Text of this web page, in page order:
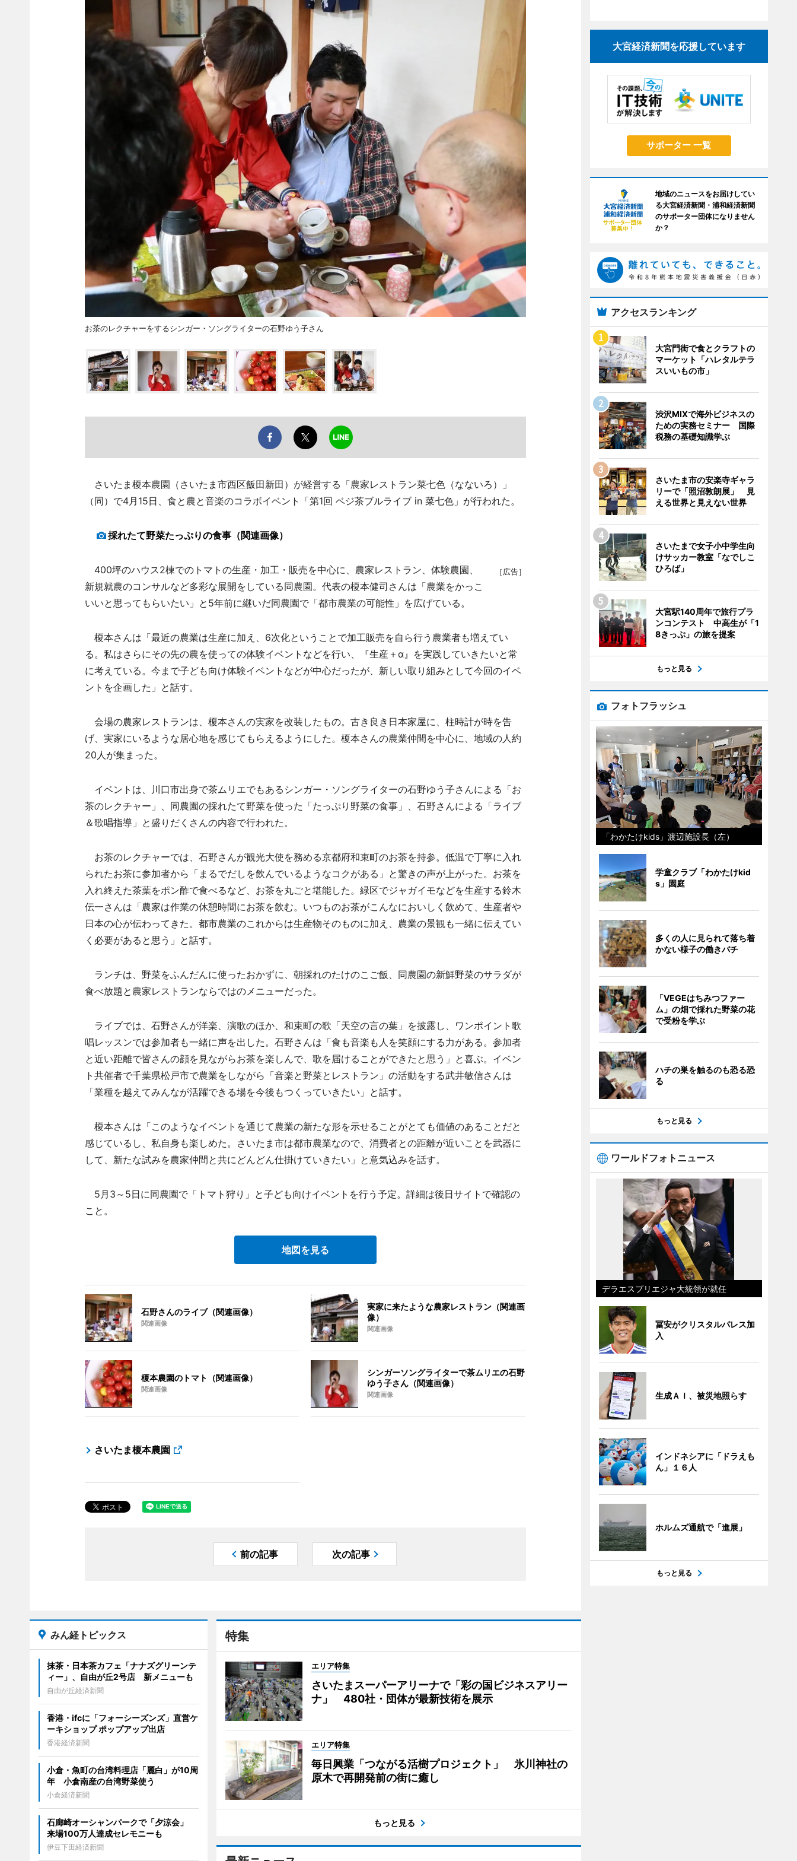
お茶のレクチャーをするシンガー・ソングライターの石野ゆう子さん
さいたま榎本農園（さいたま市西区飯田新田）が経営する「農家レストラン菜七色（なないろ）」
（同）で4月15日、食と農と音楽のコラボイベント「第1回 ベジ茶ブルライブ in 菜七色」が行われた。
採れたて野菜たっぷりの食事（関連画像）
［広告］
400坪のハウス2棟でのトマトの生産・加工・販売を中心に、農家レストラン、体験農園、
新規就農のコンサルなど多彩な展開をしている同農園。代表の榎本健司さんは「農業をかっこ
いいと思ってもらいたい」と5年前に継いだ同農園で「都市農業の可能性」を広げている。
榎本さんは「最近の農業は生産に加え、6次化ということで加工販売を自ら行う農業者も増えてい
る。私はさらにその先の農を使っての体験イベントなどを行い、『生産＋α』を実践していきたいと常
に考えている。今まで子ども向け体験イベントなどが中心だったが、新しい取り組みとして今回のイベ
ントを企画した」と話す。
会場の農家レストランは、榎本さんの実家を改装したもの。古き良き日本家屋に、柱時計が時を告
げ、実家にいるような居心地を感じてもらえるようにした。榎本さんの農業仲間を中心に、地域の人約
20人が集まった。
イベントは、川口市出身で茶ムリエでもあるシンガー・ソングライターの石野ゆう子さんによる「お
茶のレクチャー」、同農園の採れたて野菜を使った「たっぷり野菜の食事」、石野さんによる「ライブ
＆歌唱指導」と盛りだくさんの内容で行われた。
お茶のレクチャーでは、石野さんが観光大使を務める京都府和束町のお茶を持参。低温で丁寧に入れ
られたお茶に参加者から「まるでだしを飲んでいるようなコクがある」と驚きの声が上がった。お茶を
入れ終えた茶葉をポン酢で食べるなど、お茶を丸ごと堪能した。緑区でジャガイモなどを生産する鈴木
伝一さんは「農家は作業の休憩時間にお茶を飲む。いつものお茶がこんなにおいしく飲めて、生産者や
日本の心が伝わってきた。都市農業のこれからは生産物そのものに加え、農業の景観も一緒に伝えてい
く必要があると思う」と話す。
ランチは、野菜をふんだんに使ったおかずに、朝採れのたけのこご飯、同農園の新鮮野菜のサラダが
食べ放題と農家レストランならではのメニューだった。
ライブでは、石野さんが洋楽、演歌のほか、和束町の歌「天空の言の葉」を披露し、ワンポイント歌
唱レッスンでは参加者も一緒に声を出した。石野さんは「食も音楽も人を笑顔にする力がある。参加者
と近い距離で皆さんの顔を見ながらお茶を楽しんで、歌を届けることができたと思う」と喜ぶ。イベン
ト共催者で千葉県松戸市で農業をしながら「音楽と野菜とレストラン」の活動をする武井敏信さんは
「業種を越えてみんなが活躍できる場を今後もつくっていきたい」と話す。
榎本さんは「このようなイベントを通じて農業の新たな形を示せることがとても価値のあることだと
感じているし、私自身も楽しめた。さいたま市は都市農業なので、消費者との距離が近いことを武器に
して、新たな試みを農家仲間と共にどんどん仕掛けていきたい」と意気込みを話す。
5月3～5日に同農園で「トマト狩り」と子ども向けイベントを行う予定。詳細は後日サイトで確認の
こと。
地図を見る
石野さんのライブ（関連画像）
関連画像
実家に来たような農家レストラン（関連画
像）
関連画像
榎本農園のトマト（関連画像）
関連画像
シンガーソングライターで茶ムリエの石野
ゆう子さん（関連画像）
関連画像
さいたま榎本農園
前の記事 次の記事
特集
エリア特集
さいたまスーパーアリーナで「彩の国ビジネスアリー
ナ」 480社・団体が最新技術を展示
エリア特集
毎日興業「つながる活樹プロジェクト」 氷川神社の
原木で再開発前の街に癒し
もっと見る
みん経トピックス
抹茶・日本茶カフェ「ナナズグリーンテ
ィー」、自由が丘2号店 新メニューも
自由が丘経済新聞
香港・ifcに「フォーシーズンズ」直営ケ
ーキショップ ポップアップ出店
香港経済新聞
小倉・魚町の台湾料理店「麗白」が10周
年 小倉南産の台湾野菜使う
小倉経済新聞
石廊崎オーシャンパークで「夕涼会」
来場100万人達成セレモニーも
伊豆下田経済新聞
大宮経済新聞を応援しています
サポーター 一覧
地域のニュースをお届けしてい
る大宮経済新聞・浦和経済新聞
のサポーター団体になりません
か？
アクセスランキング
大宮門街で食とクラフトの
マーケット「ハレタルテラ
スいいもの市」
渋沢MIXで海外ビジネスの
ための実務セミナー 国際
税務の基礎知識学ぶ
さいたま市の安楽寺ギャラ
リーで「照沼敦朗展」 見
える世界と見えない世界
さいたまで女子小中学生向
けサッカー教室「なでしこ
ひろば」
大宮駅140周年で旅行プラ
ンコンテスト 中高生が「1
8きっぷ」の旅を提案
もっと見る
フォトフラッシュ
「わかたけkids」渡辺施設長（左）
学童クラブ「わかたけkid
s」園庭
多くの人に見られて落ち着
かない様子の働きバチ
「VEGEはちみつファー
ム」の畑で採れた野菜の花
で受粉を学ぶ
ハチの巣を触るのも恐る恐
る
もっと見る
ワールドフォトニュース
デラエスプリエジャ大統領が就任
冨安がクリスタルパレス加
入
生成ＡＩ、被災地照らす
インドネシアに「ドラえも
ん」１６人
ホルムズ通航で「進展」
もっと見る